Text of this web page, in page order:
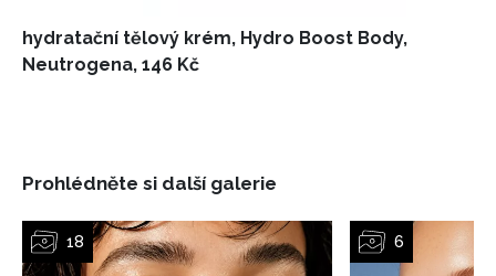
hydratační tělový krém, Hydro Boost Body,
Neutrogena, 146 Kč
Prohlédněte si další galerie